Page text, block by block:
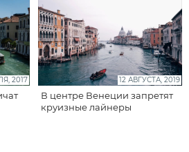
2017 12 АВГУСТА, 2019
В центре Венеции запретят
круизные лайнеры